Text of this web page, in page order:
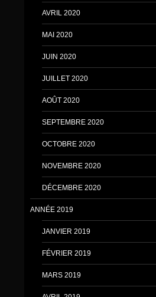
AVRIL 2020
MAI 2020
JUIN 2020
JUILLET 2020
AOÛT 2020
SEPTEMBRE 2020
OCTOBRE 2020
NOVEMBRE 2020
DÉCEMBRE 2020
ANNÉE 2019
JANVIER 2019
FÉVRIER 2019
MARS 2019